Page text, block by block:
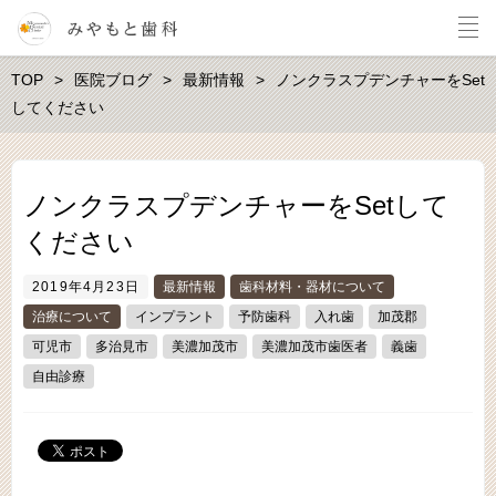
TOP 医院ブログ 最新情報
ノンクラスプデンチャーをSet
してください
ノンクラスプデンチャーをSetして
ください
2019年4月23日 最新情報
歯科材料・器材について
治療について
インプラント 予防歯科 入れ歯
加茂郡
可児市
多治見市 美濃加茂市 美濃加茂市歯医者
義歯
自由診療